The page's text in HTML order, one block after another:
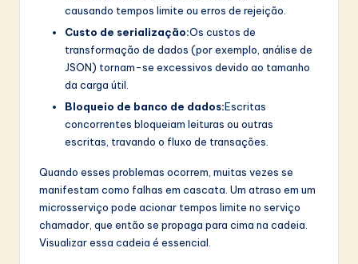
causando tempos limite ou erros de rejeição.
Custo de serialização:Os custos de
transformação de dados (por exemplo, análise de
JSON) tornam-se excessivos devido ao tamanho
da carga útil.
Bloqueio de banco de dados:Escritas
concorrentes bloqueiam leituras ou outras
escritas, travando o fluxo de transações.
Quando esses problemas ocorrem, muitas vezes se
manifestam como falhas em cascata. Um atraso em um
microsserviço pode acionar tempos limite no serviço
chamador, que então se propaga para cima na cadeia.
Visualizar essa cadeia é essencial.